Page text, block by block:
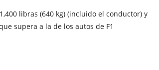
libras (640 kg) (incluido el conductor) y
supera a la de los autos de F1